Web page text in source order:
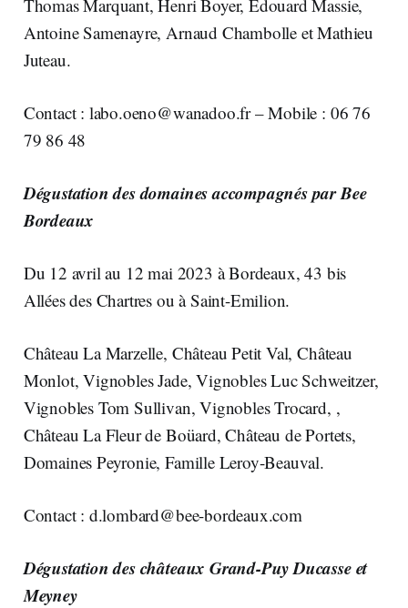
Thomas Marquant, Henri Boyer, Edouard Massie,
Antoine Samenayre, Arnaud Chambolle et Mathieu
Juteau.
Contact : labo.oeno@wanadoo.fr– Mobile : 06 76
79 86 48
Dégustation des domaines accompagnés par Bee
Bordeaux
Du 12 avril au 12 mai 2023 à Bordeaux, 43 bis
Allées des Chartres ou à Saint-Emilion.
Château La Marzelle, Château Petit Val, Château
Monlot, Vignobles Jade, Vignobles Luc Schweitzer,
Vignobles Tom Sullivan, Vignobles Trocard, ,
Château La Fleur de Boüard, Château de Portets,
Domaines Peyronie, Famille Leroy-Beauval.
Contact : d.lombard@bee-bordeaux.com
Dégustation des châteaux Grand-Puy Ducasse et
Meyney